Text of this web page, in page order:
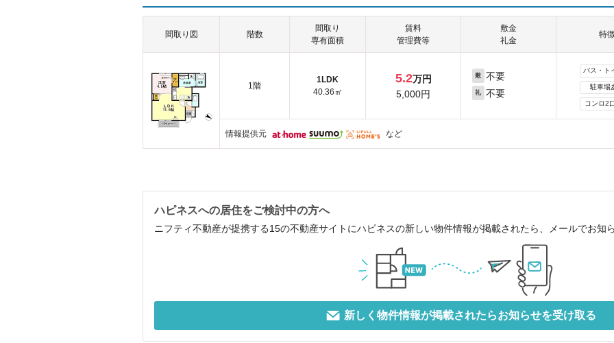
間取り図 階数
間取り
専有面積
賃料
管理費等
敷金
礼金
特
1階
1LDK
40.36㎡
5.2万円
5,000円
敷 不要
礼 不要
バス・ト
駐車場
コンロ2
情報提供元 など
ハピネスへの居住をご検討中の方へ
ニフティ不動産が提携する15の不動産サイトにハピネスの新しい物件情報が掲載されたら、メールでお知
新しく物件情報が掲載されたらお知らせを受け取る